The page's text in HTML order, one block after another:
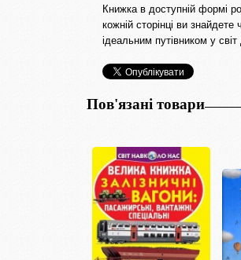
Книжка в доступній формі
кожній сторінці ви
ідеальним путівником у
Пов'язані товари